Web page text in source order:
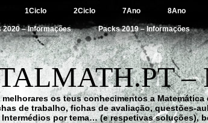
1Ciclo 2Ciclo 7Ano 8Ano
2020 – Informações Packs 2019 – Informações
melhorares os teus conhecimentos a
de trabalho, fichas de avaliação, questões-
Intermédios por tema… (e respetivas